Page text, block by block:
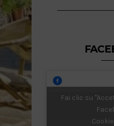
Fai clic su